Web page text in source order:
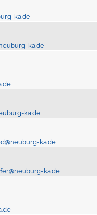
ka.de
ka.de
ka.de
ka.de
ka.de